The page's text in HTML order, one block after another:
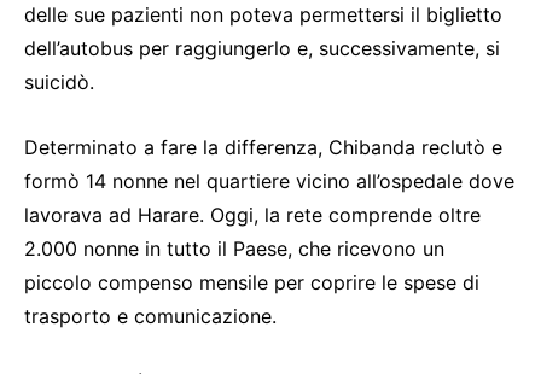
delle sue pazienti non poteva permettersi il biglietto
dell’autobus per raggiungerlo e, successivamente, si
suicidò.
Determinato a fare la differenza, Chibanda reclutò e
formò 14 nonne nel quartiere vicino all’ospedale dove
lavorava ad Harare. Oggi, la rete comprende oltre
2.000 nonne in tutto il Paese, che ricevono un
piccolo compenso mensile per coprire le spese di
trasporto e comunicazione.